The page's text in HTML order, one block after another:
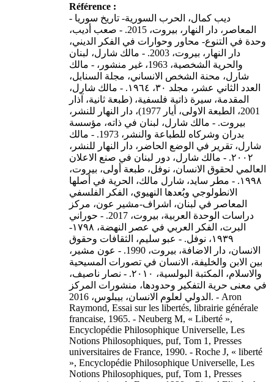
Référence :
- ديب كمال، الحرب السورية- تاريخ سوريا
المعاصر، دار النهار، بيروت، 2015. - صعب أديب،
وحدة في التنوع- محاور وحوارات في الفكر الديني،
دار النهار، بيروت، 2003. - مالك شارل، لبنان
والحرية الشخصية، 1963، غير منشور، - مالك
شارل، محنة الشخص الانساني، مجلة السنابل،
العدد الثاني عشر، مجلد ۳٠، ١۹٦٤. - مالك شارل،
المقدمة، سيرة ذاتية فلسفية، (طبعة ثانية، آذار
2001، الطبعة الاولى، أيار 1977)، دار النهار للنشر،
بيروت. - مالك شارل، لبنان في ذاته، مؤسسة
بدران وشركاه للطباعة والنشر، 1973. - مالك
شارل، تقرير في الوضع الحاضر، دار النهار للنشر،
٢٠٠٢. - مالك شارل، دور لبنان في صنع الاعلان
العالمي لحقوق الانسان، نوفل، طبعة أولى، بيروت،
١٩٩٨. - مطر سايد، شارل مالك، الحرية في أصلها
الانطولوجي وبُعدها النهيوي، الفكر الفلسفي
المعاصر في لبنان، اشراف-مشير عون، مركز
دراسات الوحدة العربية، بيروت، 2017. - حوراني
البرت، الفكر العربي في عصر النهضة، ١٧٩٨-
١٩٣٩، نوفل. - عبو سليم، الثقافات وحقوق
الانسان، دار الاضافة، بيروت، 1990. - عون مشير،
بين الابن والخليفة، الانسان في تصورات المسيحية
والاسلام، المكتبة البولسية، ٢٠١٠. - نصار ناصيف،
في معنى حرية التفكير وحدودها، منشورات المركز
الدولي لعلوم الانسان، بيبلوس، 2016. - Aron
Raymond, Essai sur les libertés, librairie générale
francaise, 1965. - Neuberg M, « Liberté »,
Encyclopédie Philosophique Universelle, Les
Notions Philosophiques, puf, Tom 1, Presses
universitaires de France, 1990. - Roche J, « liberté
», Encyclopédie Philosophique Universelle, Les
Notions Philosophiques, puf, Tom 1, Presses